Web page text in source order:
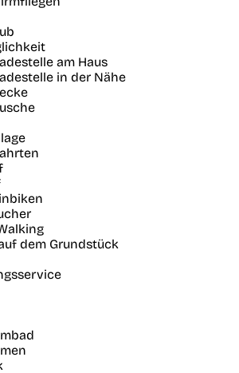
am Haus
in der Nähe
dem Grundstück